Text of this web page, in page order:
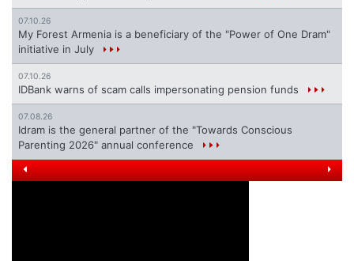
07.10.26
My Forest Armenia is a beneficiary of the "Power of One Dram"
initiative in July
07.10.26
IDBank warns of scam calls impersonating pension funds
07.08.26
Idram is the general partner of the "Towards Conscious
Parenting 2026" annual conference